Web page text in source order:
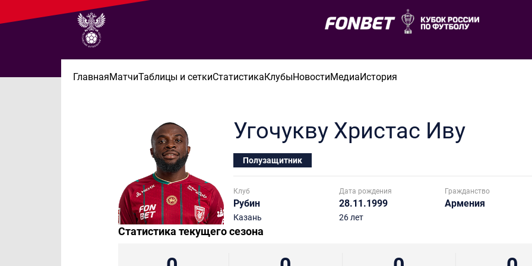
ГлавнаяМатчиТаблицы и сеткиСтатистикаКлубыНовостиМедиаИстория
Угочукву Христас Иву
Полузащитник
Клуб
Рубин
Казань
Дата рождения
28.11.1999
26 лет
Гражданство
Армения
Статистика текущего сезона